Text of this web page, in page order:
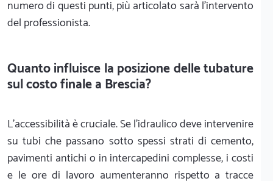
numero di questi punti, più articolato sarà l'intervento
del professionista.
Quanto influisce la posizione delle tubature
sul costo finale a Brescia?
L'accessibilità è cruciale. Se l'idraulico deve intervenire
su tubi che passano sotto spessi strati di cemento,
pavimenti antichi o in intercapedini complesse, i costi
e le ore di lavoro aumenteranno rispetto a tracce